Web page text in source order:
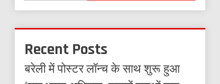
Recent Posts
बरेली में पोस्टर लॉन्च के साथ शुरू हुआ